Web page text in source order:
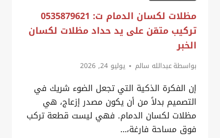
مظلات لكسان الدمام ت: 0535879621
تركيب متقن على يد حداد مظلات لكسان
الخبر
بواسطةعبدالله سالم يوليو 24, 2026
إن الفكرة الذكية التي تجعل الضوء شريك في
التصميم بدلاً من أن يكون مصدر إزعاج، هي
مظلات لكسان الدمام. فهي ليست قطعة تركب
فوق مساحة فارغة،…